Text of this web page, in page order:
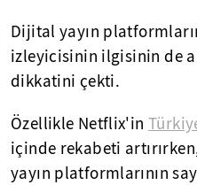
Dijital yayın
izleyicisinin ilgisinin de
dikkatini çekti.
Özellikle Netflix'in
içinde rekabeti
yayın platformlarının